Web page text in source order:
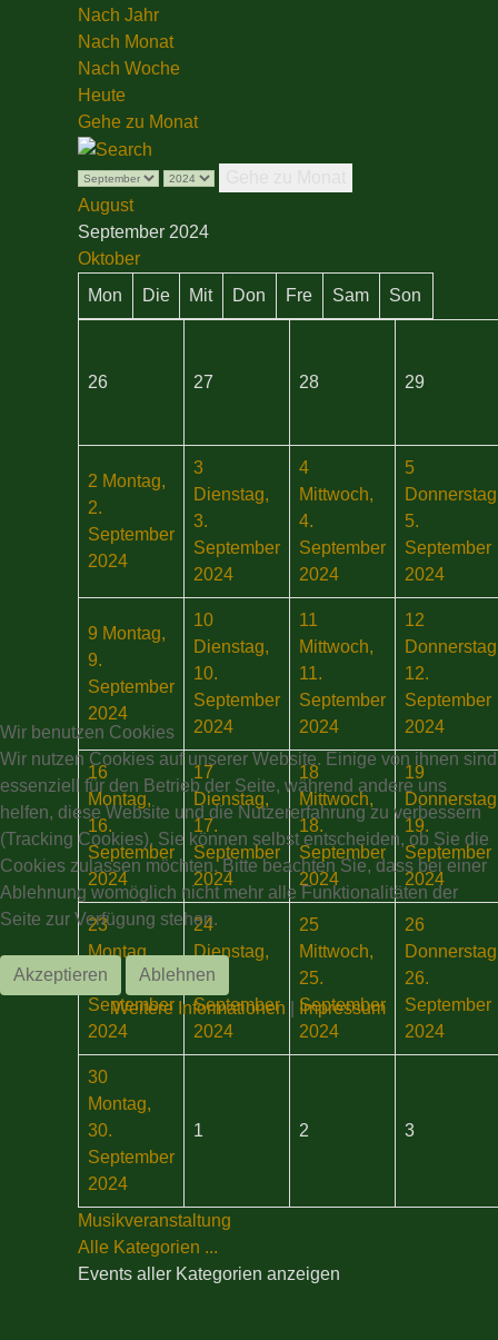
Nach Jahr
Nach Monat
Nach Woche
Heute
Gehe zu Monat
August
September 2024
Oktober
Mon
Die Mit Don Fre Sam Son
26 27 28 29
2 Montag,
2.
September
2024
3
Dienstag,
3.
September
2024
4
Mittwoch,
4.
September
2024
5
5.
September
2024
9 Montag,
9.
September
2024
10
Dienstag,
10.
September
2024
11
Mittwoch,
11.
September
2024
12
12.
September
2024
16
Montag,
16.
September
2024
17
Dienstag,
17.
September
2024
18
Mittwoch,
18.
September
2024
19
19.
September
2024
23
Montag,
23.
September
2024
24
Dienstag,
24.
September
2024
25
Mittwoch,
25.
September
2024
26
26.
September
2024
30
Montag,
30.
September
2024
1 2 3
Musikveranstaltung
Alle Kategorien ...
Events aller Kategorien anzeigen
Wir benutzen Cookies
Wir nutzen Cookies auf unserer Website. Einige von ihnen sind
essenziell für den Betrieb der Seite, während andere uns
helfen, diese Website und die Nutzererfahrung zu verbessern
(Tracking Cookies). Sie können selbst entscheiden, ob Sie die
Cookies zulassen möchten. Bitte beachten Sie, dass bei einer
Ablehnung womöglich nicht mehr alle Funktionalitäten der
Seite zur Verfügung stehen.
Akzeptieren
Ablehnen
Weitere Informationen
Impressum